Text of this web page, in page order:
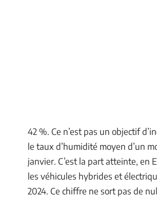
42 %. Ce n’est pas un objectif
le taux d’humidité moyen d’un
janvier. C’est la part atteinte, en
les véhicules hybrides et
2024. Ce chiffre ne sort pas de